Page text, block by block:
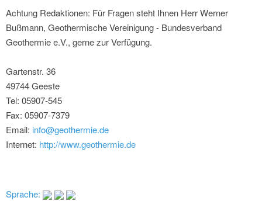
Achtung Redaktionen: Für Fragen steht Ihnen Herr Werner
Bußmann, Geothermische Vereinigung - Bundesverband
Geothermie e.V., gerne zur Verfügung.
Gartenstr. 36
49744 Geeste
Tel: 05907-545
Fax: 05907-7379
Email: info@geothermie.de
Internet: http://www.geothermie.de
Sprache: